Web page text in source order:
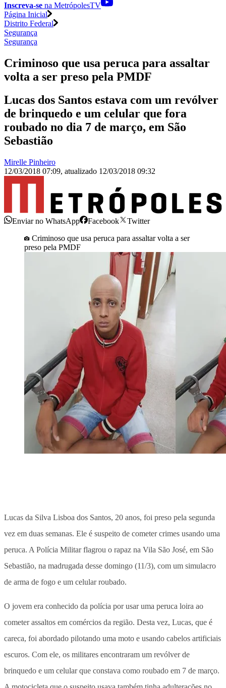
Inscreva-se na MetrópolesTV
Página Inicial
Distrito Federal
Segurança
Segurança
Criminoso que usa peruca para assaltar
volta a ser preso pela PMDF
Lucas dos Santos estava com um revólver
de brinquedo e um celular que fora
roubado no dia 7 de março, em São
Sebastião
Mirelle Pinheiro
12/03/2018 07:09, atualizado 12/03/2018 09:32
Enviar no WhatsApp Facebook
Twitter
Criminoso que usa peruca para assaltar volta a ser
preso pela PMDF
Lucas da Silva Lisboa dos Santos, 20 anos, foi preso pela segunda
vez em duas semanas. Ele é suspeito de cometer crimes usando uma
peruca. A Polícia Militar flagrou o rapaz na Vila São José, em São
Sebastião, na madrugada desse domingo (11/3), com um simulacro
de arma de fogo e um celular roubado.
O jovem era conhecido da polícia por usar uma peruca loira ao
cometer assaltos em comércios da região. Desta vez, Lucas, que é
careca, foi abordado pilotando uma moto e usando cabelos artificiais
escuros. Com ele, os militares encontraram um revólver de
brinquedo e um celular que constava como roubado em 7 de março.